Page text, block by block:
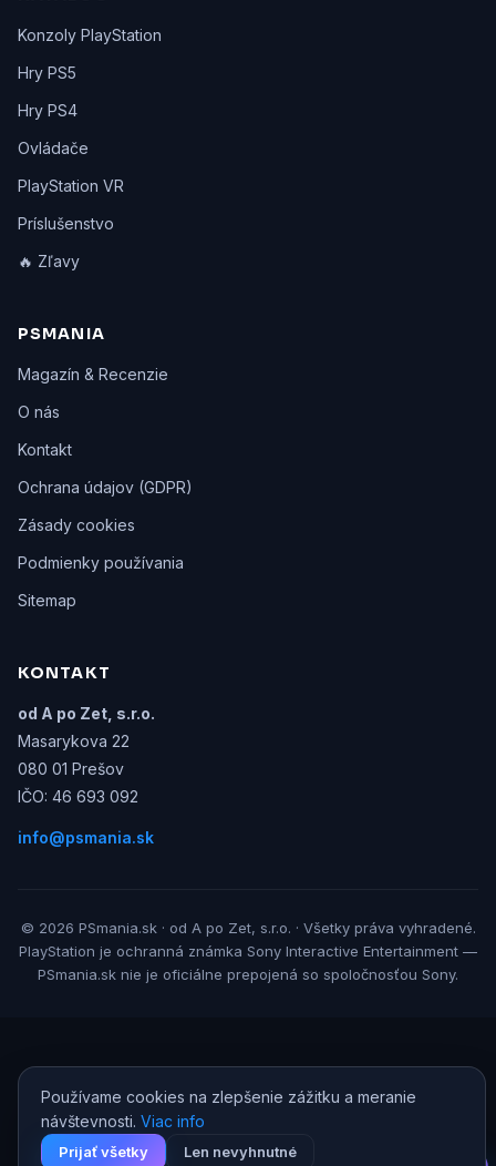
Používame cookies na zlepšenie zážitku a meranie
návštevnosti. Viac info
Prijať všetky Len nevyhnutné
Konzoly PlayStation
Hry PS5
Hry PS4
Ovládače
PlayStation VR
Príslušenstvo
🔥 Zľavy
PSMANIA
Magazín & Recenzie
O nás
Kontakt
Ochrana údajov (GDPR)
Zásady cookies
Podmienky používania
Sitemap
KONTAKT
od A po Zet, s.r.o.
Masarykova 22
080 01 Prešov
IČO: 46 693 092
info@psmania.sk
© 2026 PSmania.sk · od A po Zet, s.r.o. · Všetky práva vyhradené.
PlayStation je ochranná známka Sony Interactive Entertainment —
PSmania.sk nie je oficiálne prepojená so spoločnosťou Sony.